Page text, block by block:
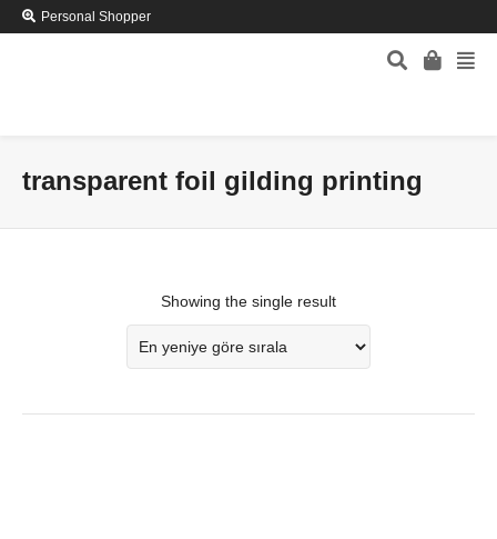
Personal Shopper
transparent foil gilding printing
Showing the single result